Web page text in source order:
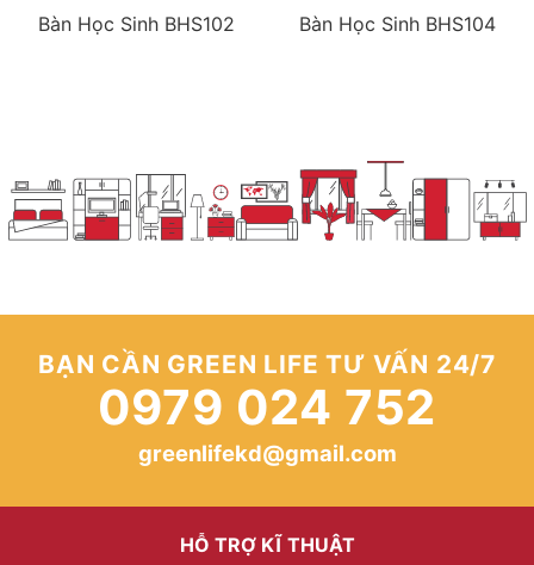
Bàn Học Sinh BHS102 Bàn Học Sinh BHS104
BẠN CẦN GREEN LIFE TƯ VẤN 24/7
0979 024 752
greenlifekd@gmail.com
HỖ TRỢ KĨ THUẬT